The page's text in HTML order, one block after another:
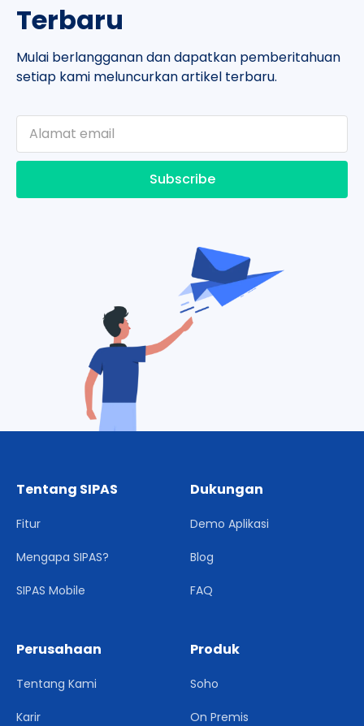
Terbaru
Mulai berlangganan dan dapatkan pemberitahuan
setiap kami meluncurkan artikel terbaru.
Subscribe
Tentang SIPAS
Fitur
Mengapa SIPAS?
SIPAS Mobile
Dukungan
Demo Aplikasi
Blog
FAQ
Perusahaan
Tentang Kami
Karir
Produk
Soho
On Premis